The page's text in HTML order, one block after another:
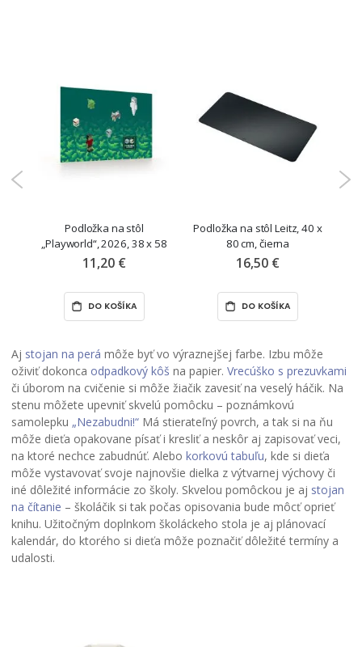
Podložka na stôl
„Playworld“, 2026, 38 x 58
cm
11,20 €
DO KOŠÍKA
Podložka na stôl Leitz, 40 x
80 cm, čierna
16,50 €
DO KOŠÍKA
Aj stojan na perá môže byť vo výraznejšej farbe. Izbu môže
oživiť dokonca odpadkový kôš na papier. Vrecúško s prezuvkami
či úborom na cvičenie si môže žiačik zavesiť na veselý háčik. Na
stenu môžete upevniť skvelú pomôcku – poznámkovú
samolepku „Nezabudni!“ Má stierateľný povrch, a tak si na ňu
môže dieťa opakovane písať i kresliť a neskôr aj zapisovať veci,
na ktoré nechce zabudnúť. Alebo korkovú tabuľu, kde si dieťa
môže vystavovať svoje najnovšie dielka z výtvarnej výchovy či
iné dôležité informácie zo školy. Skvelou pomôckou je aj stojan
na čítanie – školáčik si tak počas opisovania bude môcť oprieť
knihu. Užitočným doplnkom školáckeho stola je aj plánovací
kalendár, do ktorého si dieťa môže poznačiť dôležité termíny a
udalosti.